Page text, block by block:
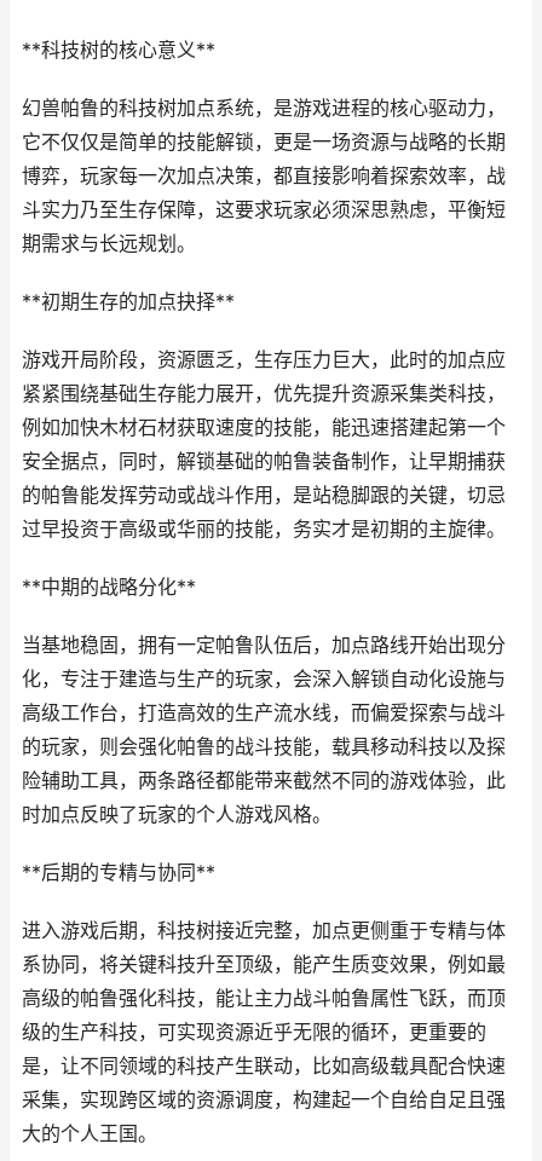
**科技树的核心意义**
幻兽帕鲁的科技树加点系统，是游戏进程的核心驱动力，
它不仅仅是简单的技能解锁，更是一场资源与战略的长期
博弈，玩家每一次加点决策，都直接影响着探索效率，战
斗实力乃至生存保障，这要求玩家必须深思熟虑，平衡短
期需求与长远规划。
**初期生存的加点抉择**
游戏开局阶段，资源匮乏，生存压力巨大，此时的加点应
紧紧围绕基础生存能力展开，优先提升资源采集类科技，
例如加快木材石材获取速度的技能，能迅速搭建起第一个
安全据点，同时，解锁基础的帕鲁装备制作，让早期捕获
的帕鲁能发挥劳动或战斗作用，是站稳脚跟的关键，切忌
过早投资于高级或华丽的技能，务实才是初期的主旋律。
**中期的战略分化**
当基地稳固，拥有一定帕鲁队伍后，加点路线开始出现分
化，专注于建造与生产的玩家，会深入解锁自动化设施与
高级工作台，打造高效的生产流水线，而偏爱探索与战斗
的玩家，则会强化帕鲁的战斗技能，载具移动科技以及探
险辅助工具，两条路径都能带来截然不同的游戏体验，此
时加点反映了玩家的个人游戏风格。
**后期的专精与协同**
进入游戏后期，科技树接近完整，加点更侧重于专精与体
系协同，将关键科技升至顶级，能产生质变效果，例如最
高级的帕鲁强化科技，能让主力战斗帕鲁属性飞跃，而顶
级的生产科技，可实现资源近乎无限的循环，更重要的
是，让不同领域的科技产生联动，比如高级载具配合快速
采集，实现跨区域的资源调度，构建起一个自给自足且强
大的个人王国。